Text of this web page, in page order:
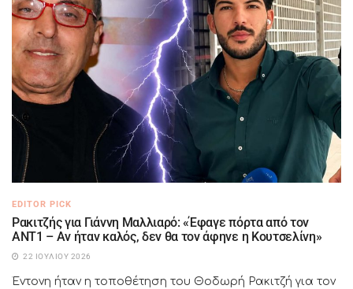
EDITOR PICK
Ρακιτζής για Γιάννη Μαλλιαρό: «Έφαγε πόρτα από τον
ΑΝΤ1 – Αν ήταν καλός, δεν θα τον άφηνε η Κουτσελίνη»
22 ΙΟΥΛΊΟΥ 2026
Έντονη ήταν η τοποθέτηση του Θοδωρή Ρακιτζή για τον